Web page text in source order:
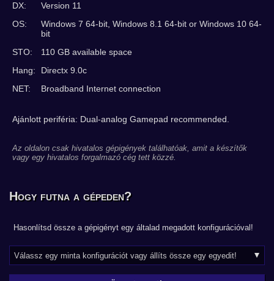
DX:
Version 11
OS:
Windows 7 64-bit, Windows 8.1 64-bit or Windows 10 64-
bit
STO:
110 GB available space
Hang:
Directx 9.0c
NET:
Broadband Internet connection
Ajánlott periféria: Dual-analog Gamepad recommended.
Az oldalon csak hivatalos gépigények találhatóak, amit a készítők
vagy egy hivatalos forgalmazó cég tett közzé.
Hogy futna a gépeden?
Hasonlítsd össze a gépigényt egy általad megadott konfigurációval!